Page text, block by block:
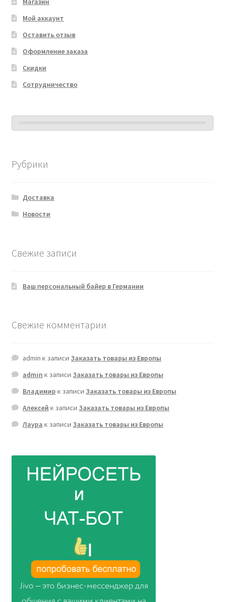
Мой аккаунт
Оставить отзыв
Оформление заказа
Скидки
Сотрудничество
Рубрики
Доставка
Новости
Свежие записи
Ваш персональный байер в Германии
Свежие комментарии
admin к записиЗаказать товары из Европы
admin к записиЗаказать товары из Европы
Владимир к записиЗаказать товары из Европы
Алексей к записиЗаказать товары из Европы
Лаура к записиЗаказать товары из Европы